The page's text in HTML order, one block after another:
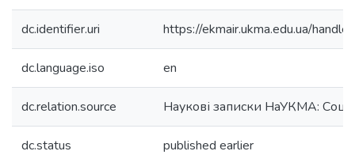
dc.identifier.uri https://ekmair.ukma.edu.ua/
dc.language.iso en
dc.relation.source Наукові записки НаУКМА:
dc.status published earlier